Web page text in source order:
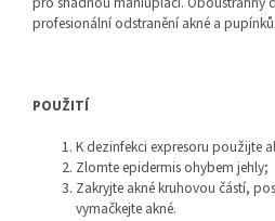
profesionální odstranění akné a pupínků.
POUŽITÍ
K dezinfekci expresoru použijte
Zlomte epidermis ohybem jehly;
Zakryjte akné kruhovou částí,
vymačkejte akné.